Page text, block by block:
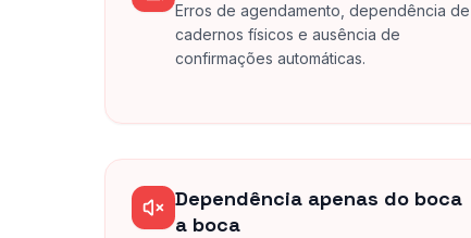
Erros de agendamento, dependência de
cadernos físicos e ausência de
confirmações automáticas.
Dependência apenas do boca
a boca